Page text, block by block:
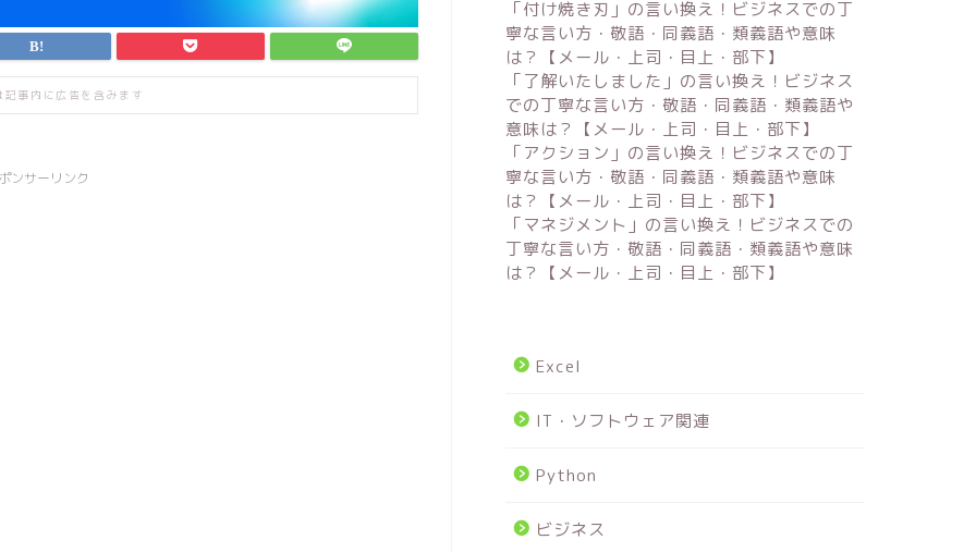
記事内に広告を含みます
ンサーリンク
「付け焼き刃」の言い換え！ビジネスでの丁
寧な言い方・敬語・同義語・類義語や意味
は？【メール・上司・目上・部下】
「了解いたしました」の言い換え！ビジネス
での丁寧な言い方・敬語・同義語・類義語や
意味は？【メール・上司・目上・部下】
「アクション」の言い換え！ビジネスでの丁
寧な言い方・敬語・同義語・類義語や意味
は？【メール・上司・目上・部下】
「マネジメント」の言い換え！ビジネスでの
丁寧な言い方・敬語・同義語・類義語や意味
は？【メール・上司・目上・部下】
Excel
IT・ソフトウェア関連
Python
ビジネス